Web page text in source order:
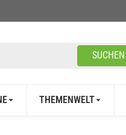
SUCHEN
THEMENWELT